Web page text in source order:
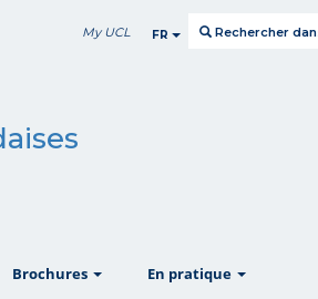
My UCL FR Rechercher
Brochures En pratique